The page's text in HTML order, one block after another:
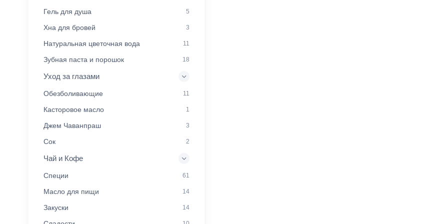
Гель для душа 5
Хна для бровей 3
Натуральная цветочная вода 11
Зубная паста и порошок 18
Уход за глазами
Обезболивающие 11
Касторовое масло 1
Джем Чаванпраш 3
Сок 2
Чай и Кофе
Специи 61
Масло для пищи 14
Закуски 14